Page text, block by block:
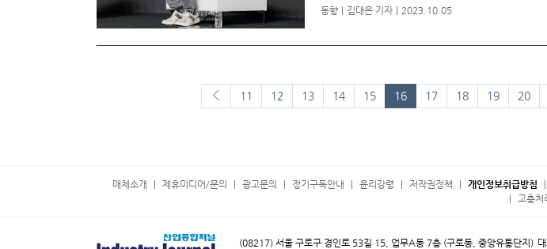
현
동향 김대은 기자 2023.10.05
이전페이지
11 12 13 14 15 16 17 18 19 20
매체소개 제휴미디어/문의 광고문의 정기구독안내 윤리강령 저작권정책 개인정보취급방침
고충처
(08217) 서울 구로구 경인로 53길 15, 업무A동 7층 (구로동, 중앙유통단지)